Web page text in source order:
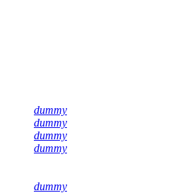
dummy
dummy
dummy
dummy
dummy